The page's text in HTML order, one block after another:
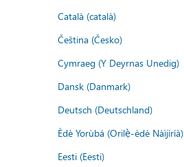
Català (català)
Čeština (Česko)
Cymraeg (Y Deyrnas Unedig)
Dansk (Danmark)
Deutsch (Deutschland)
Èdè Yorùbá (Orilẹ̀-èdè Nàìjíríà)
Eesti (Eesti)